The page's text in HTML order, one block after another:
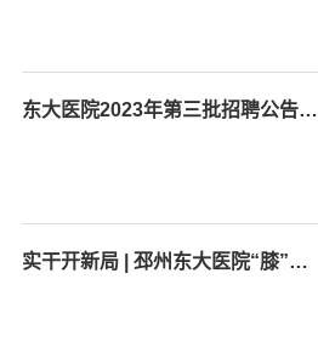
东大医院2023年第三批招聘公告（19人）
实干开新局 | 邳州东大医院“膝”望行动正式启动